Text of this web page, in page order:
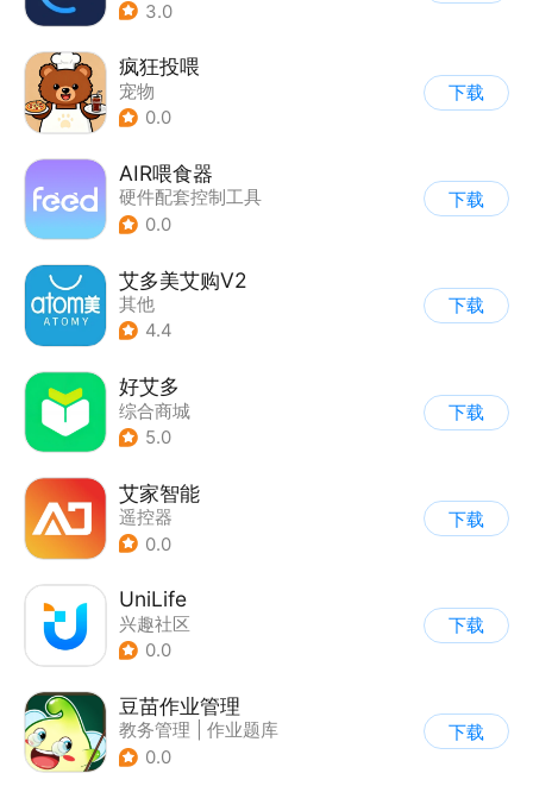
3.0
疯狂投喂
宠物
0.0
下载
AIR喂食器
硬件配套控制工具
0.0
下载
艾多美艾购V2
其他
4.4
下载
好艾多
综合商城
5.0
下载
艾家智能
遥控器
0.0
下载
UniLife
兴趣社区
0.0
下载
豆苗作业管理
教务管理
作业题库
0.0
下载